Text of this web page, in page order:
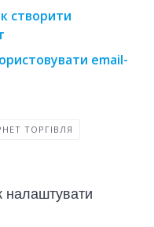
створити
email-
ТОРГІВЛЯ
налаштувати